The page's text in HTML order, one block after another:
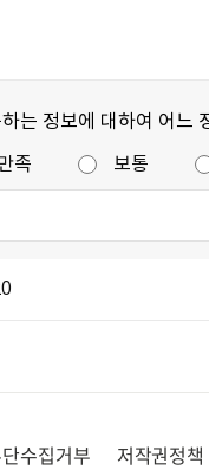
는 정보에 대하여 어느
족 보통
수집거부 저작권정책